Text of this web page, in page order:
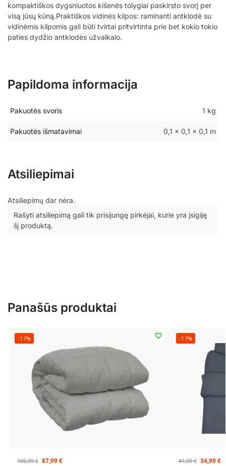
kompaktiškos dygsniuotos kišenės tolygiai paskirsto svorį per
visą jūsų kūną.Praktiškos vidinės kilpos: raminanti antklodė su
vidinėmis kilpomis gali būti tvirtai pritvirtinta prie bet kokio tokio
paties dydžio antklodės užvalkalo.
Papildoma informacija
Pakuotės svoris 1 kg
Pakuotės išmatavimai 0,1 × 0,1 × 0,1 m
Atsiliepimai
Atsiliepimų dar nėra.
Rašyti atsiliepimą gali tik prisijungę pirkėjai, kurie yra įsigiję
šį produktą.
Panašūs produktai
-17%
105,99€ 87,99€
-17%
41,99€ 34,99€